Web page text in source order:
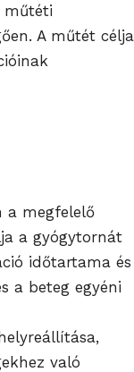
műtéti
A műtét célja
a megfelelő
a gyógytornát
időtartama és
a beteg egyéni
való